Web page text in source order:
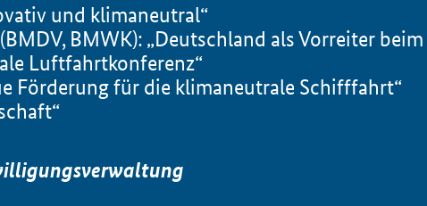
und klimaneutral“
BMWK): „Deutschland als Vorreiter
Luftfahrtkonferenz“
Förderung für die klimaneutrale Schifffahrt“